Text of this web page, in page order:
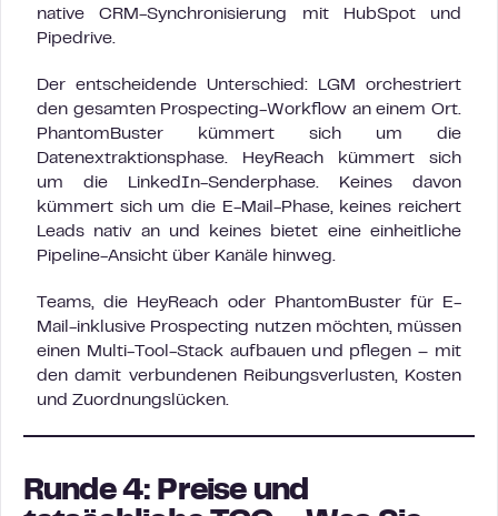
native CRM-Synchronisierung mit HubSpot und
Pipedrive.
Der entscheidende Unterschied: LGM orchestriert
den gesamten Prospecting-Workflow an einem Ort.
PhantomBuster kümmert sich um die
Datenextraktionsphase. HeyReach kümmert sich
um die LinkedIn-Senderphase. Keines davon
kümmert sich um die E-Mail-Phase, keines reichert
Leads nativ an und keines bietet eine einheitliche
Pipeline-Ansicht über Kanäle hinweg.
Teams, die HeyReach oder PhantomBuster für E-
Mail-inklusive Prospecting nutzen möchten, müssen
einen Multi-Tool-Stack aufbauen und pflegen – mit
den damit verbundenen Reibungsverlusten, Kosten
und Zuordnungslücken.
Runde 4: Preise und